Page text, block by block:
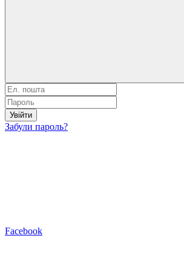
Увійти
Забули пароль?
Facebook